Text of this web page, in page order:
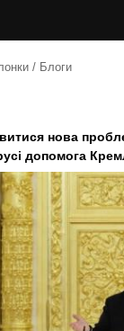
/ Блоги
нова
допомога